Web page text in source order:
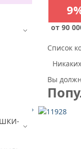
от 90
Список
Вы